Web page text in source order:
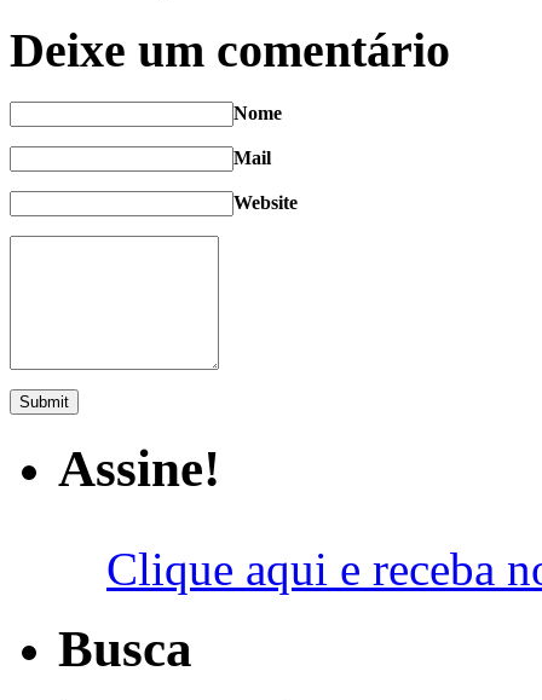
Deixe um comentário
Nome
Mail
Website
Assine!
Clique aqui e receba
Busca